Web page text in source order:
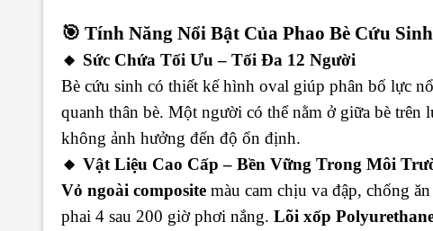
🎯 Tính Năng Nổi Bật Của Phao Bè Cứu
🔸 Sức Chứa Tối Ưu – Tối Đa 12 Người
Bè cứu sinh có thiết kế hình oval giúp phân bố lực
quanh thân bè. Một người có thể nằm ở giữa bè
không ảnh hưởng đến độ ổn định.
🔸 Vật Liệu Cao Cấp – Bền Vững Trong Môi
Vỏ ngoài composite màu cam chịu va đập, chống
phai 4 sau 200 giờ phơi nắng. Lõi xốp